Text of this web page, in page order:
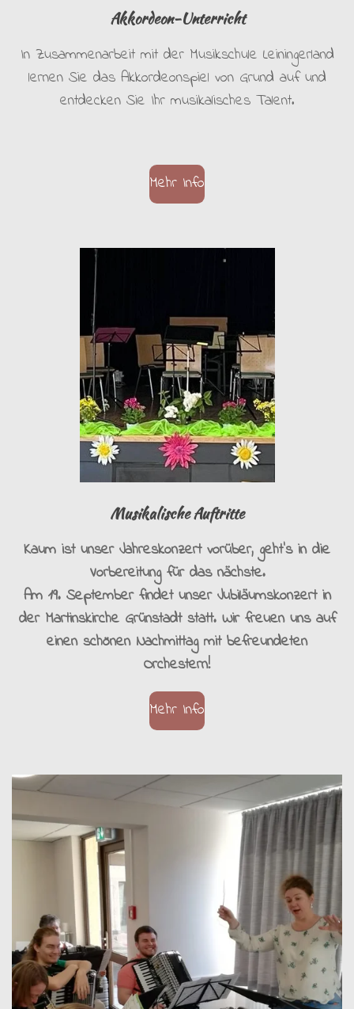
Akkordeon-Unterricht
In Zusammenarbeit mit der Musikschule Leiningerland
lernen Sie das Akkordeonspiel von Grund auf und
entdecken Sie Ihr musikalisches Talent.
Mehr Info
Musikalische Auftritte
Kaum ist unser Jahreskonzert vorüber, geht’s in die
Vorbereitung für das nächste.
Am 19. September findet unser Jubiläumskonzert in
der Martinskirche Grünstadt statt. Wir freuen uns auf
einen schönen Nachmittag mit befreundeten
Orchestern!
Mehr Info